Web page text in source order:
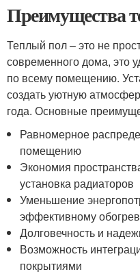
Преимущества
Теплый пол – это не
современного дома, это
по всему помещению.
создать уютную
года. Основные
Равномерное
помещению
Экономия
установка радиаторов
Уменьшение
эффективному
Долговечность и
Возможность
покрытиями